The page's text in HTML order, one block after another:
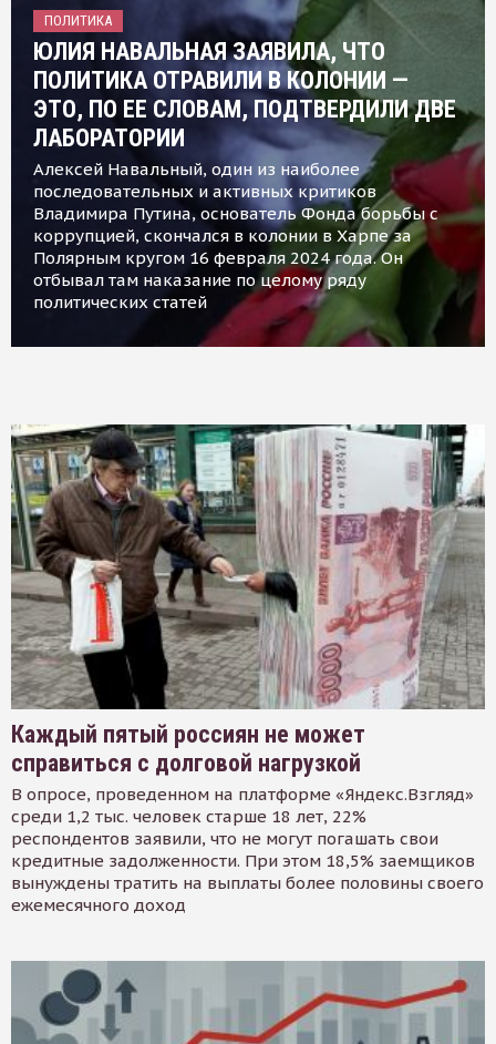
ПОЛИТИКА
ЮЛИЯ НАВАЛЬНАЯ ЗАЯВИЛА, ЧТО
ПОЛИТИКА ОТРАВИЛИ В КОЛОНИИ —
ЭТО, ПО ЕЕ СЛОВАМ, ПОДТВЕРДИЛИ ДВЕ
ЛАБОРАТОРИИ
Алексей Навальный, один из наиболее
последовательных и активных критиков
Владимира Путина, основатель Фонда борьбы с
коррупцией, скончался в колонии в Харпе за
Полярным кругом 16 февраля 2024 года. Он
отбывал там наказание по целому ряду
политических статей
Каждый пятый россиян не может
справиться с долговой нагрузкой
В опросе, проведенном на платформе «Яндекс.Взгляд»
среди 1,2 тыс. человек старше 18 лет, 22%
респондентов заявили, что не могут погашать свои
кредитные задолженности. При этом 18,5% заемщиков
вынуждены тратить на выплаты более половины своего
ежемесячного доход